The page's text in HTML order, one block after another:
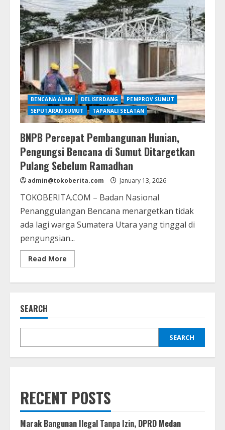
BENCANA ALAM DELISERDANG
PEMPROV SUMUT
SEPUTARAN SUMUT
TAPANALI SELATAN
BNPB Percepat Pembangunan Hunian,
Pengungsi Bencana di Sumut Ditargetkan
Pulang Sebelum Ramadhan
admin@tokoberita.com January 13, 2026
TOKOBERITA.COM – Badan Nasional
Penanggulangan Bencana menargetkan tidak
ada lagi warga Sumatera Utara yang tinggal di
pengungsian...
Read More
more
di
Sumut
Sebelum
Ramadhan
SEARCH
SEARCH
RECENT POSTS
Marak Bangunan Ilegal Tanpa Izin, DPRD Medan